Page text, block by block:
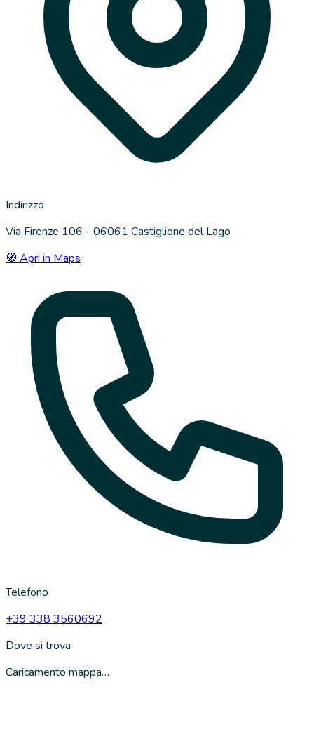
Indirizzo
Via Firenze 106 - 06061 Castiglione del Lago
🧭 Apri in Maps
Telefono
+39 338 3560692
Dove si trova
Caricamento mappa…